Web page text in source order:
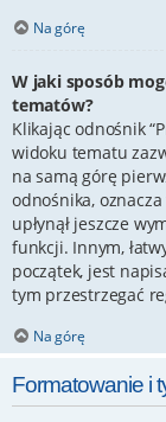
Na górę
W jaki sposób
tematów?
Klikając odnośnik
widoku tematu
na samą górę
odnośnika,
upłynął jeszcze
funkcji. Innym,
początek, jest
tym przestrzegać
Na górę
Formatowanie i